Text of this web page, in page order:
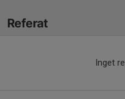
Referat
Inget